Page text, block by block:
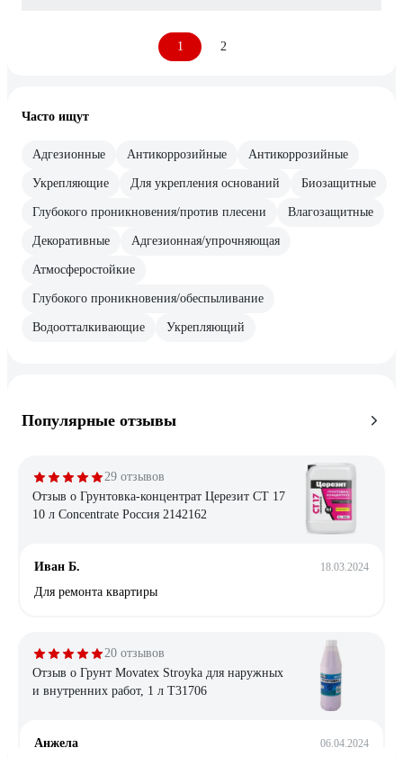
1 2
Часто ищут
Адгезионные Антикоррозийные Антикоррозийные
Укрепляющие Для укрепления оснований Биозащитные
Глубокого проникновения/против плесени Влагозащитные
Декоративные Адгезионная/упрочняющая
Атмосферостойкие
Глубокого проникновения/обеспыливание
Водоотталкивающие Укрепляющий
Популярные отзывы
29 отзывов
Отзыв о Грунтовка-концентрат Церезит CT 17
10 л Concentrate Россия 2142162
Иван Б. 18.03.2024
Для ремонта квартиры
20 отзывов
Отзыв о Грунт Movatex Stroyka для наружных
и внутренних работ, 1 л Т31706
Анжела 06.04.2024